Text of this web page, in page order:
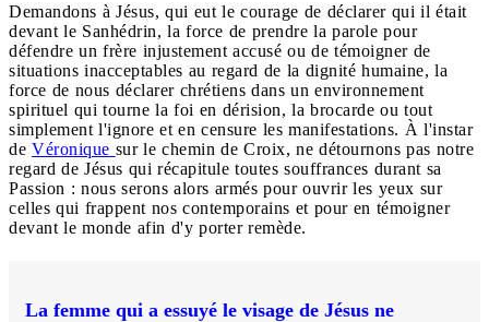
Demandons à Jésus, qui eut le courage de déclarer qui il était
devant le Sanhédrin, la force de prendre la parole pour
défendre un frère injustement accusé ou de témoigner de
situations inacceptables au regard de la dignité humaine, la
force de nous déclarer chrétiens dans un environnement
spirituel qui tourne la foi en dérision, la brocarde ou tout
simplement l'ignore et en censure les manifestations. À l'instar
de Véronique sur le chemin de Croix, ne détournons pas notre
regard de Jésus qui récapitule toutes souffrances durant sa
Passion : nous serons alors armés pour ouvrir les yeux sur
celles qui frappent nos contemporains et pour en témoigner
devant le monde afin d'y porter remède.
La femme qui a essuyé le visage de Jésus ne